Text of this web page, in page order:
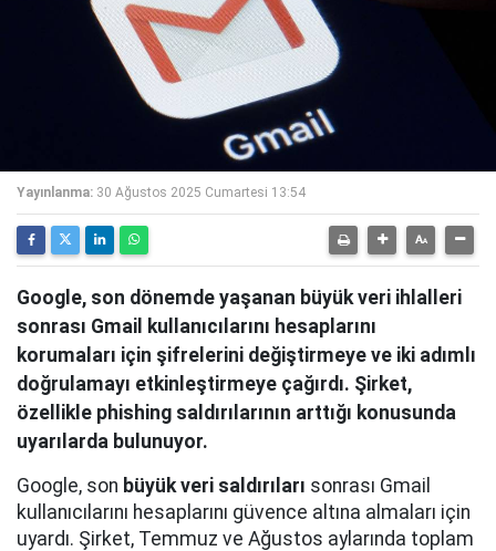
Yayınlanma: 30 Ağustos 2025 Cumartesi 13:54
Google, son dönemde yaşanan büyük veri ihlalleri
sonrası Gmail kullanıcılarını hesaplarını
korumaları için şifrelerini değiştirmeye ve iki adımlı
doğrulamayı etkinleştirmeye çağırdı. Şirket,
özellikle phishing saldırılarının arttığı konusunda
uyarılarda bulunuyor.
Google, son büyük veri saldırıları sonrası Gmail
kullanıcılarını hesaplarını güvence altına almaları için
uyardı. Şirket, Temmuz ve Ağustos aylarında toplam